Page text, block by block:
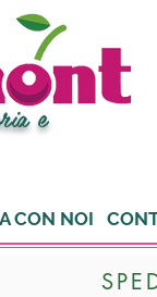
e
CON NOI